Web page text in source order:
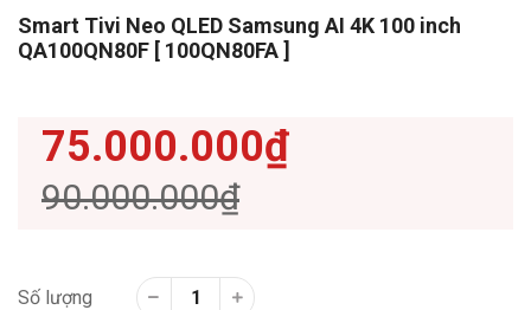
Smart Tivi Neo QLED Samsung AI 4K 100 inch
QA100QN80F [ 100QN80FA ]
75.000.000₫
90.000.000₫
Số lượng